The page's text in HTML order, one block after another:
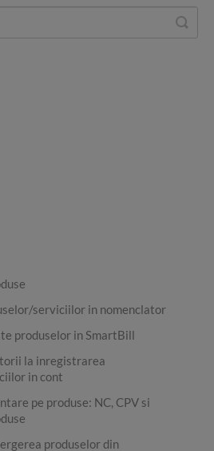
serviciilor in nomenclator
produselor in SmartBill
la inregistrarea
in cont
pe produse: NC, CPV si
produselor din